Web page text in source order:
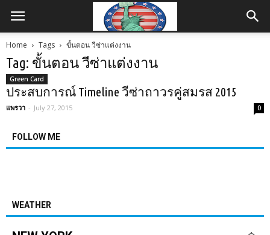
Home Tags ขั้นตอน วีซ่าแต่งงาน
Tag: ขั้นตอน วีซ่าแต่งงาน
Green Card
ประสบการณ์ Timeline วีซ่าถาวรคู่สมรส 2015
แพรวา - July 27, 2015 0
FOLLOW ME
WEATHER